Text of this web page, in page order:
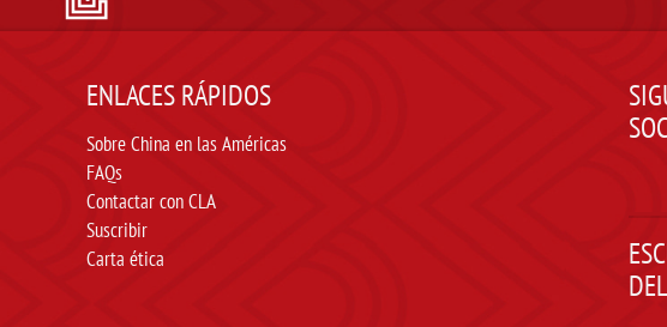
ENLACES RÁPIDOS
Sobre China en las Américas
FAQs
Contactar con CLA
Suscribir
Carta ética